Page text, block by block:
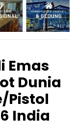
Emas
Dunia
Pistol
India